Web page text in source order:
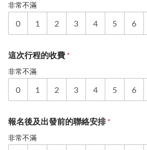
非常不滿
0 1 2 3 4 5 6
這次行程的收費 *
非常不滿
0 1 2 3 4 5 6
報名後及出發前的聯絡安排*
非常不滿